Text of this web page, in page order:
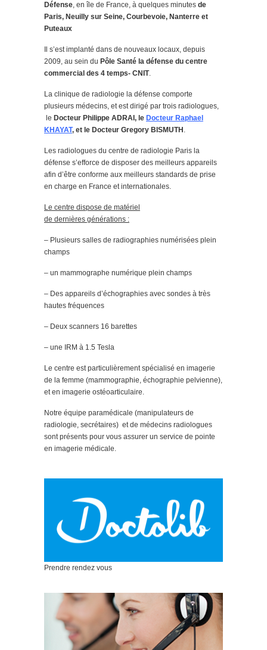
Défense, en île de France, à quelques minutes de
Paris, Neuilly sur Seine, Courbevoie, Nanterre et
Puteaux
Il s’est implanté dans de nouveaux locaux, depuis
2009, au sein du Pôle Santé la défense du centre
commercial des 4 temps- CNIT.
La clinique de radiologie la défense comporte
plusieurs médecins, et est dirigé par trois radiologues,
le Docteur Philippe ADRAI, le Docteur Raphael
KHAYAT, et le Docteur Gregory BISMUTH .
Les radiologues du centre de radiologie Paris la
défense s’efforce de disposer des meilleurs appareils
afin d’être conforme aux meilleurs standards de prise
en charge en France et internationales.
Le centre dispose de matériel
de dernières générations :
– Plusieurs salles de radiographies numérisées plein
champs
– un mammographe numérique plein champs
– Des appareils d’échographies avec sondes à très
hautes fréquences
– Deux scanners 16 barettes
– une IRM à 1.5 Tesla
Le centre est particulièrement spécialisé en imagerie
de la femme (mammographie, échographie pelvienne),
et en imagerie ostéoarticulaire.
Notre équipe paramédicale (manipulateurs de
radiologie, secrétaires) et de médecins radiologues
sont présents pour vous assurer un service de pointe
en imagerie médicale.
Prendre rendez vous